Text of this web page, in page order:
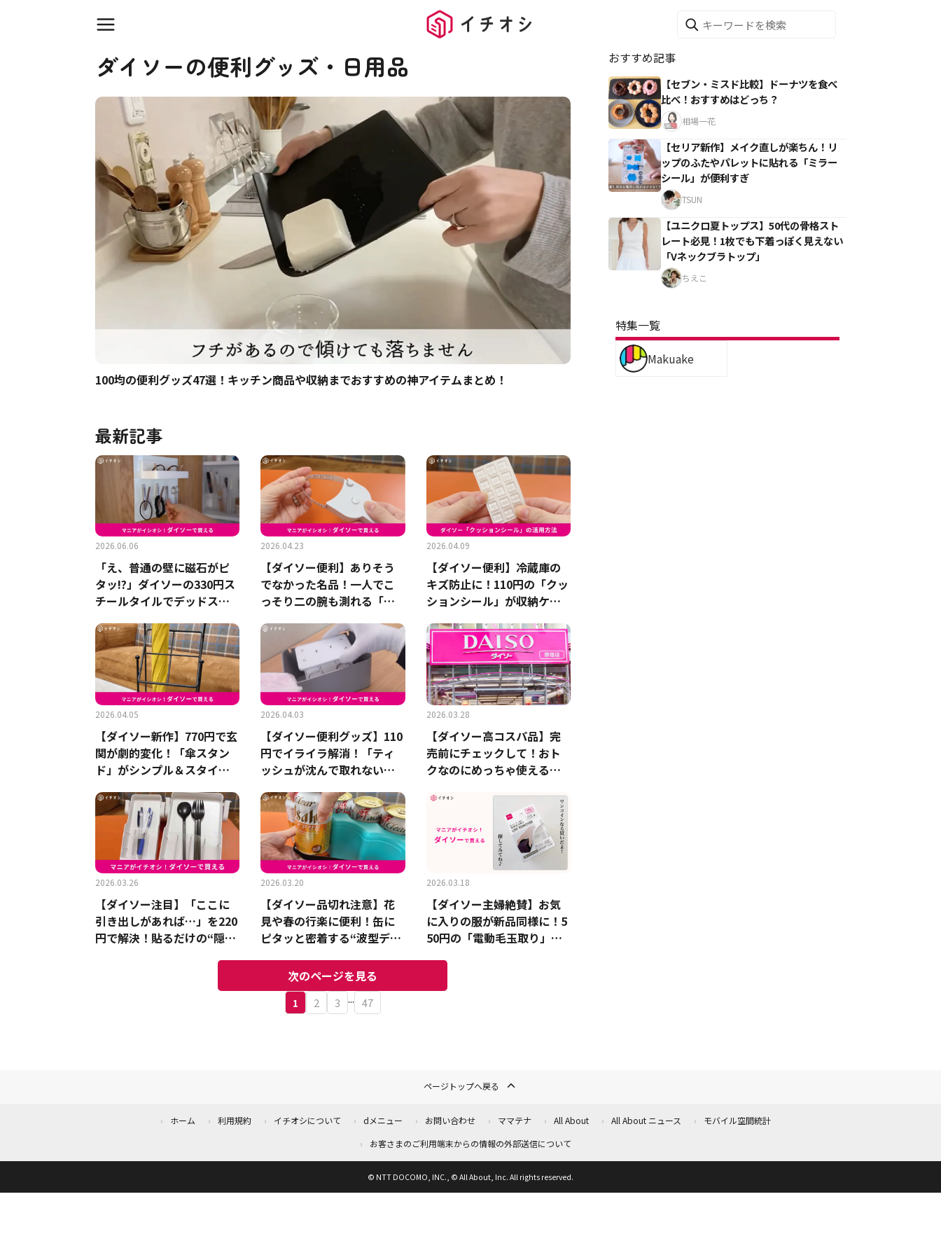
ダイソーの便利グッズ・日用品
100均の便利グッズ47選！キッチン商品や収納までおすすめの神アイテムまとめ！
最新記事
2026.06.06
「え、普通の壁に磁石がピ
タッ!?」ダイソーの330円ス
チールタイルでデッドスペ
2026.04.23
【ダイソー便利】ありそう
でなかった名品！一人でこ
っそり二の腕も測れる「測
2026.04.09
【ダイソー便利】冷蔵庫の
キズ防止に！110円の「クッ
ションシール」が収納ケー
2026.04.05
【ダイソー新作】770円で玄
関が劇的変化！「傘スタン
ド」がシンプル＆スタイリ
2026.04.03
【ダイソー便利グッズ】110
円でイライラ解消！「ティ
ッシュが沈んで取れない」
ダー
2026.03.28
【ダイソー高コスパ品】完
売前にチェックして！おト
クなのにめっちゃ使える
ズ」3選
2026.03.26
【ダイソー注目】「ここに
引き出しがあれば…」を220
円で解決！貼るだけの“隠し
2026.03.20
【ダイソー品切れ注意】花
見や春の行楽に便利！缶に
ピタッと密着する“波型デザ
2026.03.18
【ダイソー主婦絶賛】お気
に入りの服が新品同様に！5
50円の「電動毛玉取り」の
次のページを見る
1 2 3 ... 47
おすすめ記事
【セブン・ミスド比較】ドーナツを食べ
比べ！おすすめはどっち？
相場一花
【セリア新作】メイク直しが楽ちん！リ
ップのふたやパレットに貼れる「ミラー
シール」が便利すぎ
TSUN
【ユニクロ夏トップス】50代の骨格スト
レート必見！1枚でも下着っぽく見えない
「Vネックブラトップ」
ちえこ
特集一覧
Makuake
ページトップへ戻る
ホーム 利用規約 イチオシについて dメニュー お問い合わせ ママテナ All About All About ニュース
モバイル空間統計
お客さまのご利用端末からの情報の外部送信について
© NTT DOCOMO, INC., © All About, Inc. All rights reserved.